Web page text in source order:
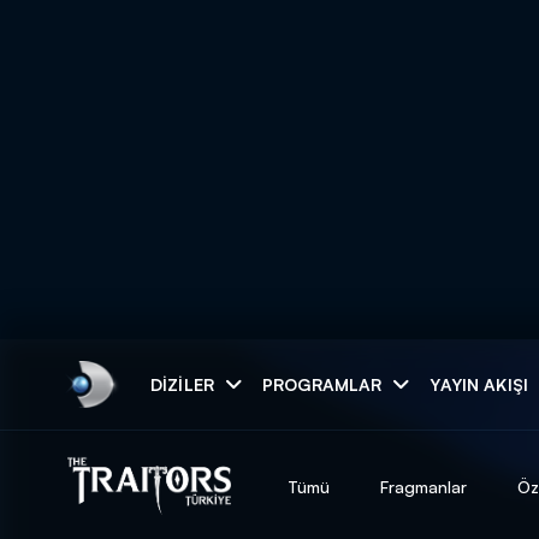
DIZILER PROGRAMLAR YAYIN AKIŞI
Tümü Fragmanlar